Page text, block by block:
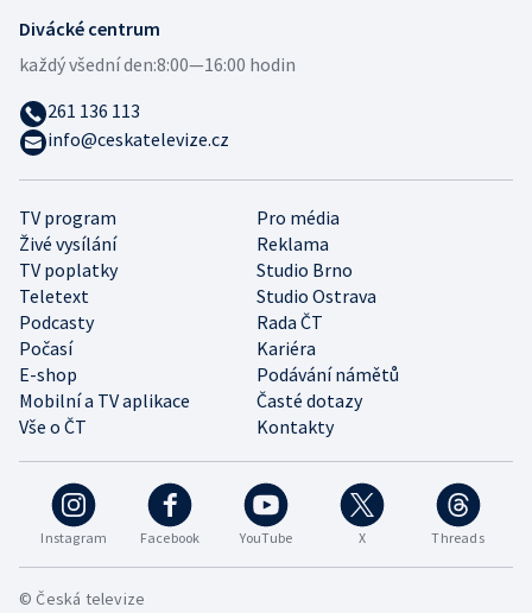
Instagram Facebook YouTube X Threads
TV program
Pro média
Živé vysílání
Reklama
TV poplatky
Studio Brno
Teletext
Studio Ostrava
Podcasty
Rada ČT
Počasí
Kariéra
E-shop
Podávání námětů
Mobilní a TV aplikace
Časté dotazy
Vše o ČT
Kontakty
Divácké centrum
každý všední den:8:00—16:00 hodin
261 136 113
info@ceskatelevize.cz
© Česká televize